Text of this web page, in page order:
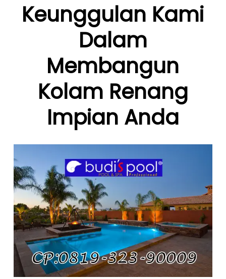
Keunggulan Kami
Dalam
Membangun
Kolam Renang
Impian Anda